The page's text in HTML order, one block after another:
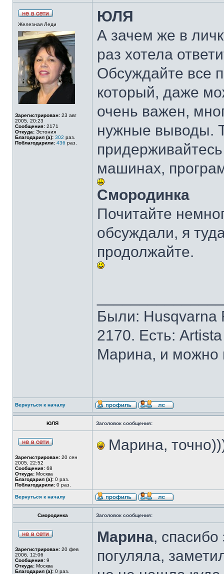
Железная Леди
Зарегистрирован: 23 авг
2005, 20:23
Сообщения: 2171
Откуда: Эстония
Благодарил (а): 302 раз.
Поблагодарили: 436 раз.
ЮЛЯ
А зачем же в
раз хотела
Обсуждайте все
который, даже
очень важен,
нужные выводы.
машинах,
Смородинка
Почитайте
обсуждали, я
продолжайте.
Были: Husqvarna
2170. Есть:
Марина, и можно
Вернуться к началу
ЮЛЯ Заголовок сообщения:
Зарегистрирован: 20 сен
2005, 22:52
Сообщения: 68
Откуда: Москва
Благодарил (а): 0 раз.
Поблагодарили: 0 раз.
Марина,
Вернуться к началу
Смородинка Заголовок сообщения:
Зарегистрирован: 20 фев
2006, 12:06
Сообщения: 9
Откуда: Москва
Благодарил (а): 0 раз.
Марина,
погуляла,